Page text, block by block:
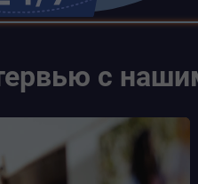
с